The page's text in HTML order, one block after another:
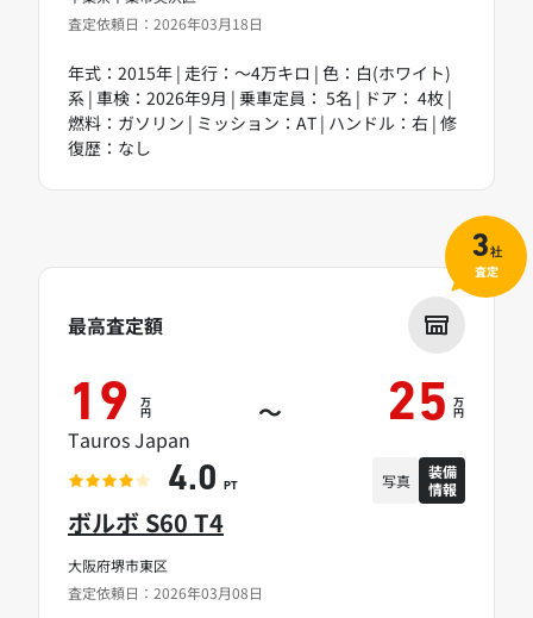
査定依頼日：2026年03月18日
年式：2015年 | 走行：～4万キロ | 色：白(ホワイト)
系 | 車検：2026年9月 | 乗車定員： 5名 | ドア： 4枚 |
燃料：ガソリン | ミッション：AT | ハンドル：右 | 修
復歴：なし
大阪府堺市東区
査定依頼日：2026年03月08日
ボルボ S60 T4
最高査定額
19 万
円 ～ 25 万
円
Tauros Japan
4.0 PT 写真
装備
情報
3社
査定